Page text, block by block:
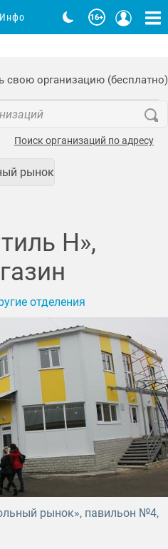
свою организацию (бесплатно)
Поиск организаций по адресу
рынок
Н»,
отделения
рынок», павильон №4,
Инфо